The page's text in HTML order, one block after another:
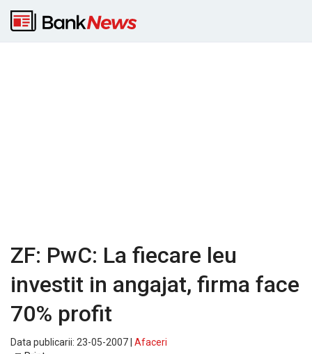
ZF: PwC: La fiecare leu
investit in angajat, firma face
70% profit
Data publicarii: 23-05-2007 | Afaceri